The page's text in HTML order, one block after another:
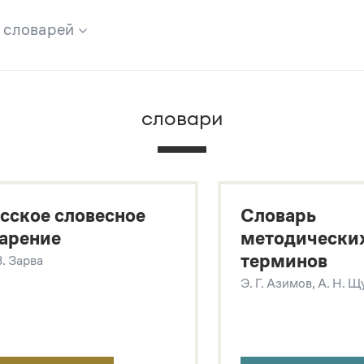
словарей
вся информация из следующих словарей:
словари
словесное
Зарва
Словарь
терминов
Э. Г. Азимов, А. Н.